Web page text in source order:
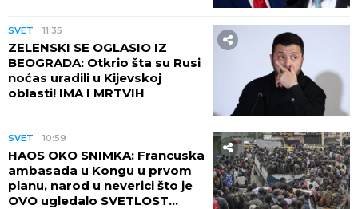
SVET 11:35
ZELENSKI SE OGLASIO IZ
BEOGRADA: Otkrio šta su Rusi
noćas uradili u Kijevskoj
oblasti! IMA I MRTVIH
SVET 10:59
HAOS OKO SNIMKA: Francuska
ambasada u Kongu u prvom
planu, narod u neverici što je
OVO ugledalo SVETLOST